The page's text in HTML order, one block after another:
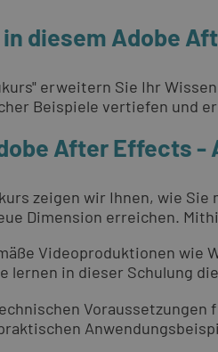
diesem Adobe
erweitern Sie Ihr
Beispiele vertiefen und
After Effects
zeigen wir Ihnen, wie
Dimension erreichen.
Videoproduktionen wie
in dieser Schulung